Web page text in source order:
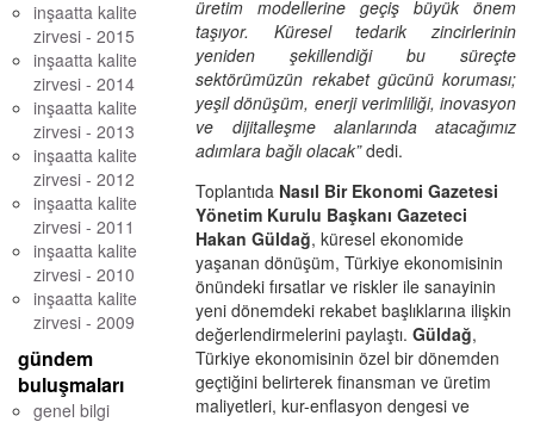
inşaatta kalite
zirvesi - 2015
inşaatta kalite
zirvesi - 2014
inşaatta kalite
zirvesi - 2013
inşaatta kalite
zirvesi - 2012
inşaatta kalite
zirvesi - 2011
inşaatta kalite
zirvesi - 2010
inşaatta kalite
zirvesi - 2009
gündem
buluşmaları
genel bilgi
üretim modellerine geçiş büyük önem
taşıyor. Küresel tedarik zincirlerinin
yeniden şekillendiği bu süreçte
sektörümüzün rekabet gücünü koruması;
yeşil dönüşüm, enerji verimliliği, inovasyon
ve dijitalleşme alanlarında atacağımız
adımlara bağlı olacak”dedi.
Toplantıda Nasıl Bir Ekonomi Gazetesi
Yönetim Kurulu Başkanı Gazeteci
Hakan Güldağ, küresel ekonomide
yaşanan dönüşüm, Türkiye ekonomisinin
önündeki fırsatlar ve riskler ile sanayinin
yeni dönemdeki rekabet başlıklarına ilişkin
değerlendirmelerini paylaştı.Güldağ,
Türkiye ekonomisinin özel bir dönemden
geçtiğini belirterek finansman ve üretim
maliyetleri, kur-enflasyon dengesi ve